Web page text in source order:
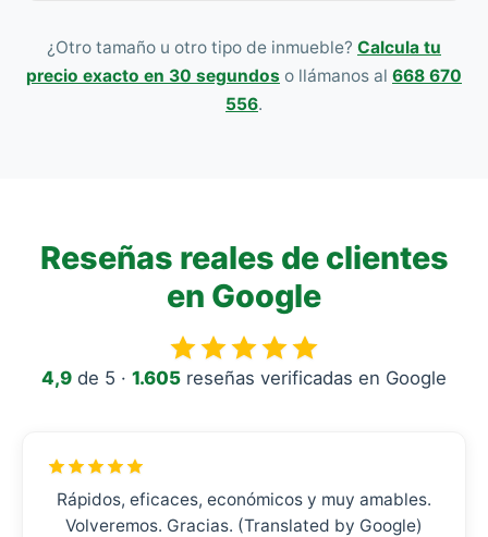
¿Otro tamaño u otro tipo de inmueble? Calcula tu
precio exacto en 30 segundos o llámanos al 668 670
556.
Reseñas reales de clientes
en Google
4,9 de 5 · 1.605 reseñas verificadas en Google
Rápidos, eficaces, económicos y muy amables.
Volveremos. Gracias. (Translated by Google)